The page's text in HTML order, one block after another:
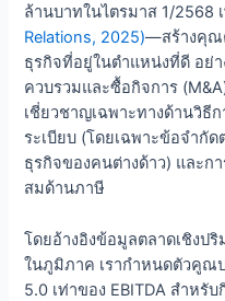
ล้านบาทในไตรมาส 1/2568
Relations, 2025)—สร้างคุณ
ธุรกิจที่อยู่ในตำแหน่งที่ดี อย่
ควบรวมและซื้อกิจการ
เชี่ยวชาญเฉพาะทางด้านวิธี
ระเบียบ (โดยเฉพาะข้อจำกั
ธุรกิจของคนต่างด้าว) และก
สมด้านภาษี
โดยอ้างอิงข้อมูลตลาดเชิงป
ในภูมิภาค เรากำหนดตัวคูณ
5.0 เท่าของ EBITDA สำหรั